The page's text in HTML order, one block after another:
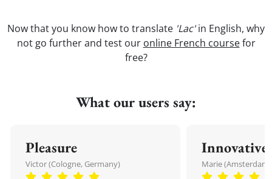
Now that you know how to translate 'Lac'in English, why
not go further and test our online French coursefor
free?
What our users say:
Pleasure
Victor (Cologne, Germany)
Innovative
Marie